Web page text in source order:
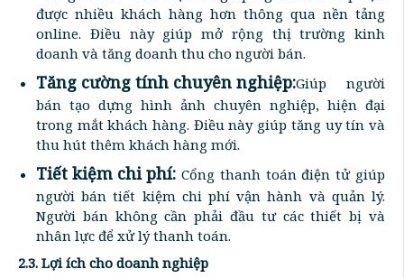
được nhiều khách hàng hơn thông qua nền tảng
online. Điều này giúp mở rộng thị trường kinh
doanh và tăng doanh thu cho người bán.
Tăng cường tính chuyên nghiệp:Giúp người
bán tạo dựng hình ảnh chuyên nghiệp, hiện đại
trong mắt khách hàng. Điều này giúp tăng uy tín và
thu hút thêm khách hàng mới.
Tiết kiệm chi phí: Cổng thanh toán điện tử giúp
người bán tiết kiệm chi phí vận hành và quản lý.
Người bán không cần phải đầu tư các thiết bị và
nhân lực để xử lý thanh toán.
2.3. Lợi ích cho doanh nghiệp